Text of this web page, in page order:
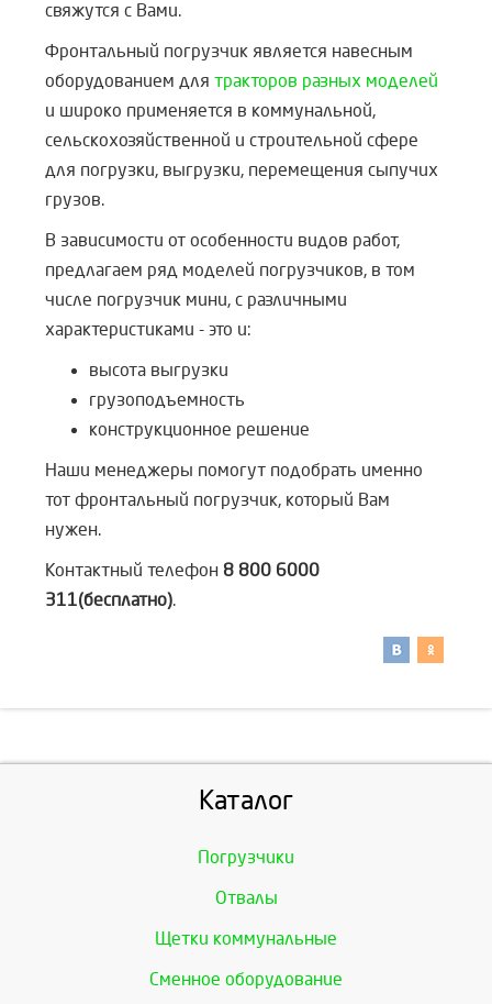
свяжутся с Вами.
Фронтальный погрузчик является навесным
оборудованием для тракторов разных моделей
и широко применяется в коммунальной,
сельскохозяйственной и строительной сфере
для погрузки, выгрузки, перемещения сыпучих
грузов.
В зависимости от особенности видов работ,
предлагаем ряд моделей погрузчиков, в том
числе погрузчик мини, с различными
характеристиками - это и:
высота выгрузки
грузоподъемность
конструкционное решение
Наши менеджеры помогут подобрать именно
тот фронтальный погрузчик, который Вам
нужен.
Контактный телефон 8 800 6000
311(бесплатно).
Каталог
Погрузчики
Отвалы
Щетки коммунальные
Сменное оборудование